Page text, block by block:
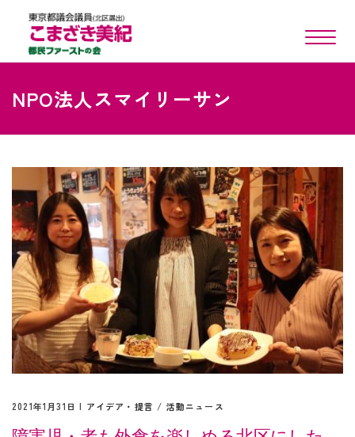
toggle
NPO法人スマイリーサン
2021年1月31日 | アイデア・提言 / 活動ニュース